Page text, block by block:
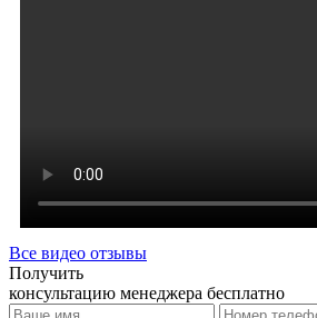
Все видео отзывы
Получить
консультацию менеджера бесплатно